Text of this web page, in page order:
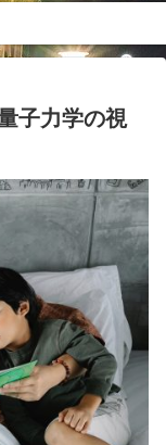
子力学の視